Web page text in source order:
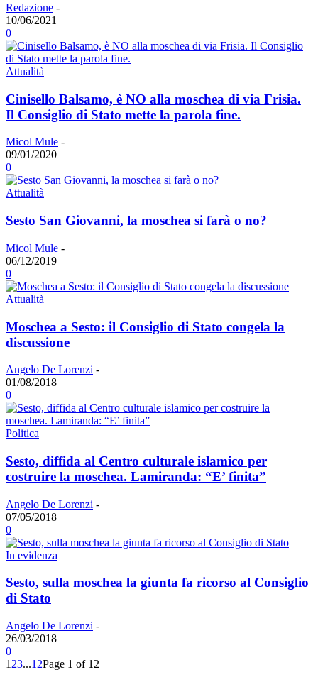
Redazione -
10/06/2021
0
Attualità
Cinisello Balsamo, è NO alla moschea di via Frisia.
Il Consiglio di Stato mette la parola fine.
Micol Mule -
09/01/2020
0
Attualità
Sesto San Giovanni, la moschea si farà o no?
Micol Mule -
06/12/2019
0
Attualità
Moschea a Sesto: il Consiglio di Stato congela la
discussione
Angelo De Lorenzi -
01/08/2018
0
Politica
Sesto, diffida al Centro culturale islamico per
costruire la moschea. Lamiranda: “E’ finita”
Angelo De Lorenzi -
07/05/2018
0
In evidenza
Sesto, sulla moschea la giunta fa ricorso al Consiglio
di Stato
Angelo De Lorenzi -
26/03/2018
0
1 23...12Page 1 of 12